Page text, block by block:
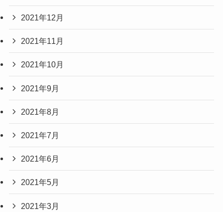
2021年12月
2021年11月
2021年10月
2021年9月
2021年8月
2021年7月
2021年6月
2021年5月
2021年3月